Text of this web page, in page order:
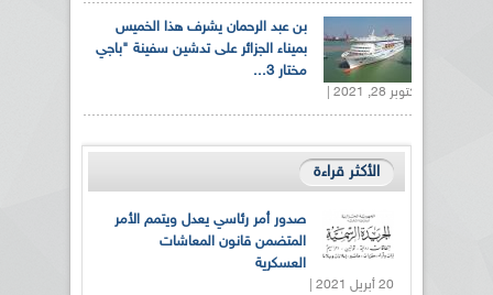
بن عبد الرحمان يشرف هذا الخميس
بميناء الجزائر على تدشين سفينة "باجي
مختار 3...
أكتوبر 28, 2021 |
الأكثر قراءة
صدور أمر رئاسي يعدل ويتمم الأمر
المتضمن قانون المعاشات
العسكرية
20 أبريل 2021 |